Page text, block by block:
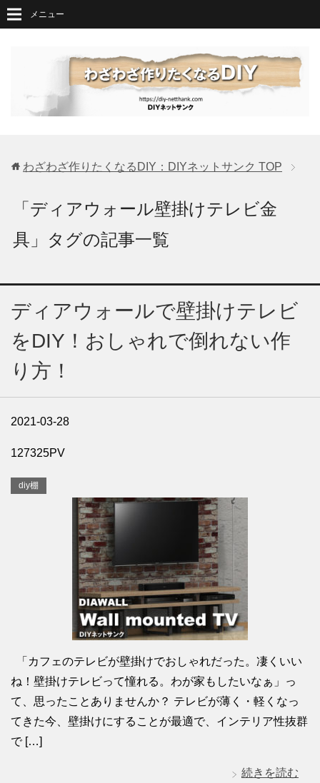
メニュー
わざわざ作りたくなるDIY：DIYネットサンク TOP
「ディアウォール壁掛けテレビ金
具」タグの記事一覧
ディアウォールで壁掛けテレビ
をDIY！おしゃれで倒れない作
り方！
2021-03-28
127325PV
diy棚
「カフェのテレビが壁掛けでおしゃれだった。凄くいい
ね！壁掛けテレビって憧れる。わが家もしたいなぁ」っ
て、思ったことありませんか？ テレビが薄く・軽くなっ
てきた今、壁掛けにすることが最適で、インテリア性抜群
で […]
続きを読む